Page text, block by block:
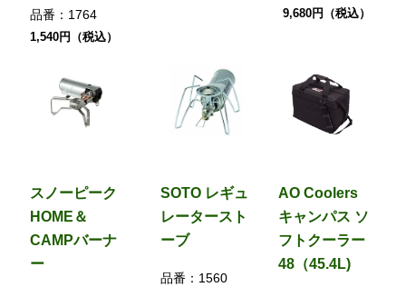
品番： 1764
1,540円（税込）
9,680円（税込）
スノーピーク
HOME＆
CAMPバーナ
ー
SOTO レギュ
レータースト
ーブ
品番： 1560
AO Coolers
キャンパス ソ
フトクーラー
48（45.4L)